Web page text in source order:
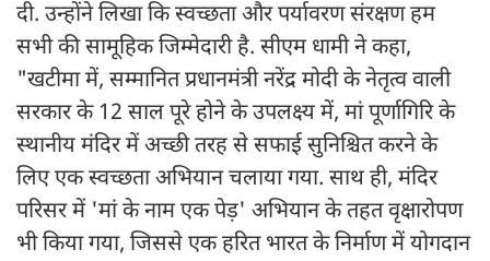
दी. उन्होंने लिखा कि स्वच्छता और पर्यावरण संरक्षण हम
सभी की सामूहिक जिम्मेदारी है. सीएम धामी ने कहा,
"खटीमा में, सम्मानित प्रधानमंत्री नरेंद्र मोदी के नेतृत्व वाली
सरकार के 12 साल पूरे होने के उपलक्ष्य में, मां पूर्णागिरि के
स्थानीय मंदिर में अच्छी तरह से सफाई सुनिश्चित करने के
लिए एक स्वच्छता अभियान चलाया गया. साथ ही, मंदिर
परिसर में 'मां के नाम एक पेड़' अभियान के तहत वृक्षारोपण
भी किया गया, जिससे एक हरित भारत के निर्माण में योगदान